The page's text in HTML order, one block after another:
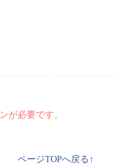
が必要です。
ページTOPへ戻る↑